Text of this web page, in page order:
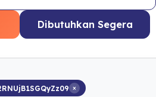
Dibutuhkan Segera
×